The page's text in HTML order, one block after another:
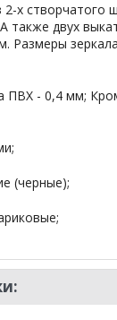
2-х створчатого
также двух
Размеры
ПВХ - 0,4 мм;
(черные);
м